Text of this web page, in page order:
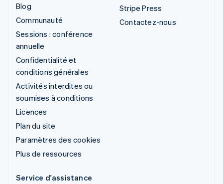
Blog
Communauté
Sessions : conférence
annuelle
Confidentialité et
conditions générales
Activités interdites ou
soumises à conditions
Licences
Plan du site
Paramètres des cookies
Plus de ressources
Stripe Press
Contactez-nous
Service d'assistance